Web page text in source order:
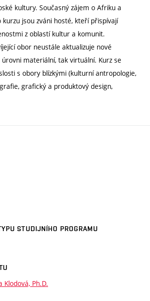
kultury. Současný zájem o Afriku a
kurzu jsou zváni hosté, kteří přispívají
z oblastí kultur a komunit.
obor neustále aktualizuje nové
materiální, tak virtuální. Kurz se
s obory blízkými (kulturní antropologie,
grafický a produktový design,
STUDIJNÍHO PROGRAMU
Ph.D.